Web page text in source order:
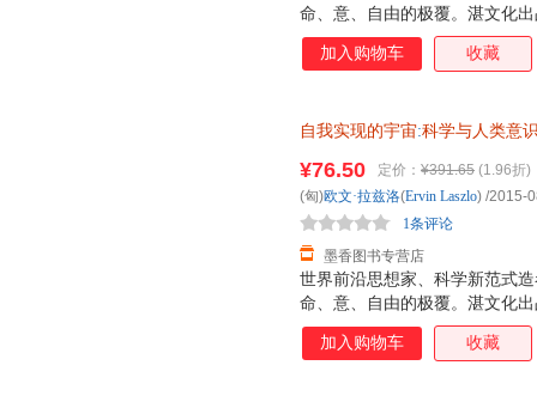
命、意、自由的极覆。湛文化
加入购物车 收藏
自我实现的宇宙:科学与人类意
世界前沿思想家、科学新范式
命、意、自由的极覆。湛文化
¥76.50 定价： ¥391.65 (1.96折)
墨香图书专营店
1条评论
(匈)欧文·拉兹洛(Ervin Laszlo) /2015-
加入购物车 收藏